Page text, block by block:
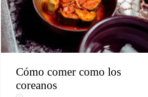
Cómo comer como los
coreanos